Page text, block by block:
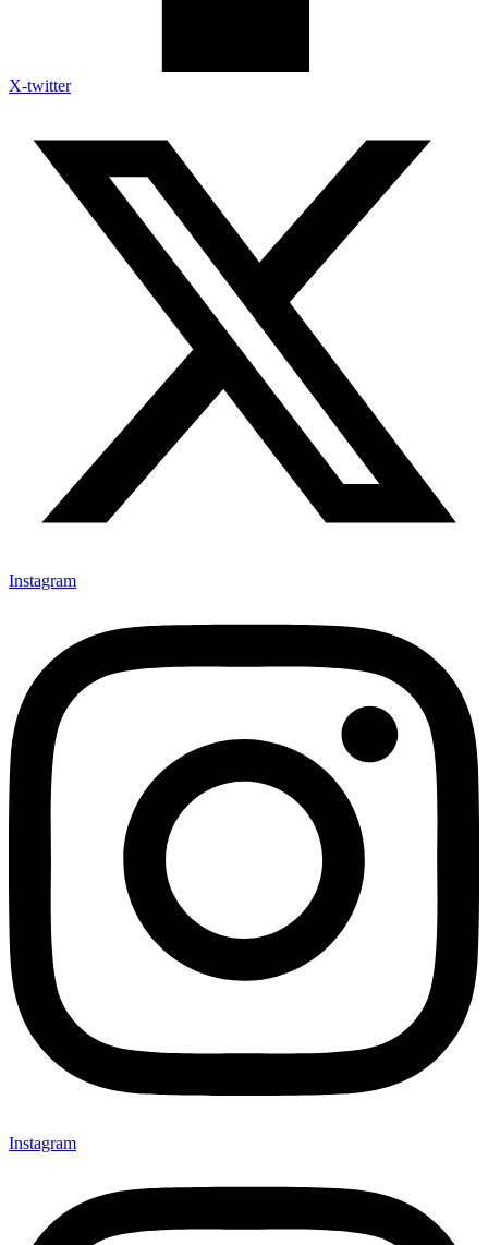
X-twitter
Instagram
Instagram